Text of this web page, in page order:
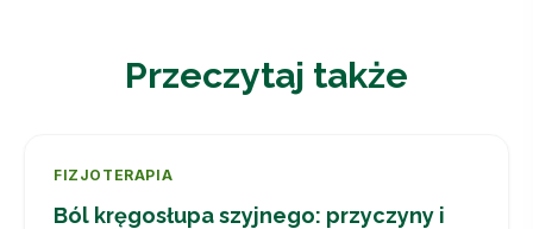
Przeczytaj także
FIZJOTERAPIA
Ból kręgosłupa szyjnego: przyczyny i